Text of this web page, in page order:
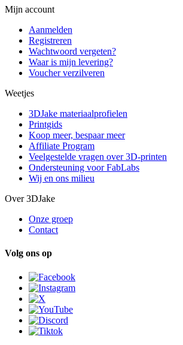
Mijn account
Aanmelden
Registreren
Wachtwoord vergeten?
Waar is mijn levering?
Voucher verzilveren
Weetjes
3DJake materiaalprofielen
Printgids
Koop meer, bespaar meer
Affiliate Program
Veelgestelde vragen over 3D-printen
Ondersteuning voor FabLabs
Wij en ons milieu
Over 3DJake
Onze groep
Contact
Volg ons op